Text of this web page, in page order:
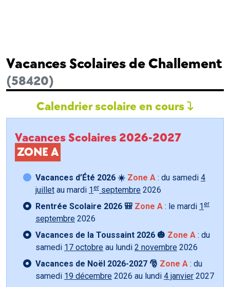
Vacances Scolaires de Challement
(58420)
Calendrier scolaire en cours
Vacances Scolaires 2026-2027
ZONE A
Vacances d’Été 2026 ☀️ Zone A : du samedi 4
juillet au mardi 1 er septembre 2026
Rentrée Scolaire 2026 🎒 Zone A : le mardi 1 er
septembre 2026
Vacances de la Toussaint 2026 🎃 Zone A : du
samedi 17 octobre au lundi 2 novembre 2026
Vacances de Noël 2026-2027 🎅 Zone A : du
samedi 19 décembre 2026 au lundi 4 janvier 2027